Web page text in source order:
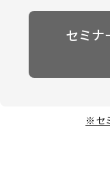
セミナ
※ セ